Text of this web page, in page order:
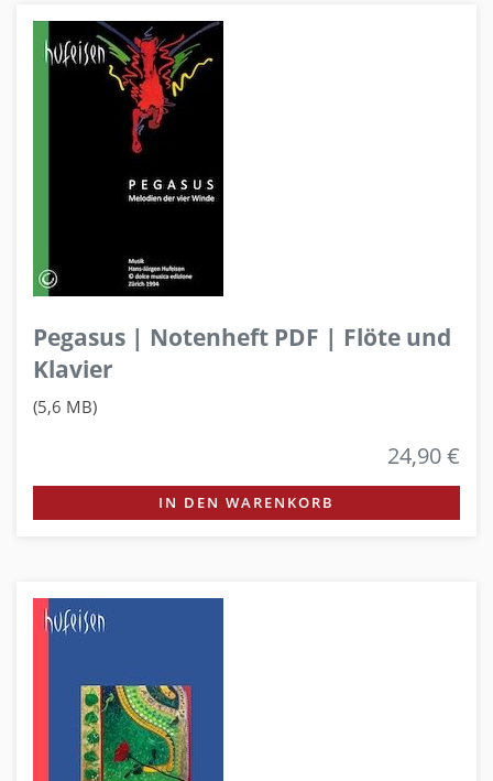
Pegasus | Notenheft PDF | Flöte und
Klavier
(5,6 MB)
24,90 €
IN DEN WARENKORB